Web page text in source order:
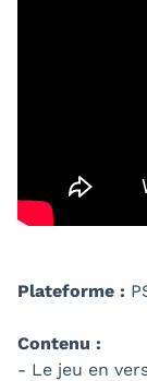
Plateforme :
Contenu :
- Le jeu en